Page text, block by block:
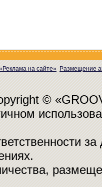
на сайте» Размещение
©